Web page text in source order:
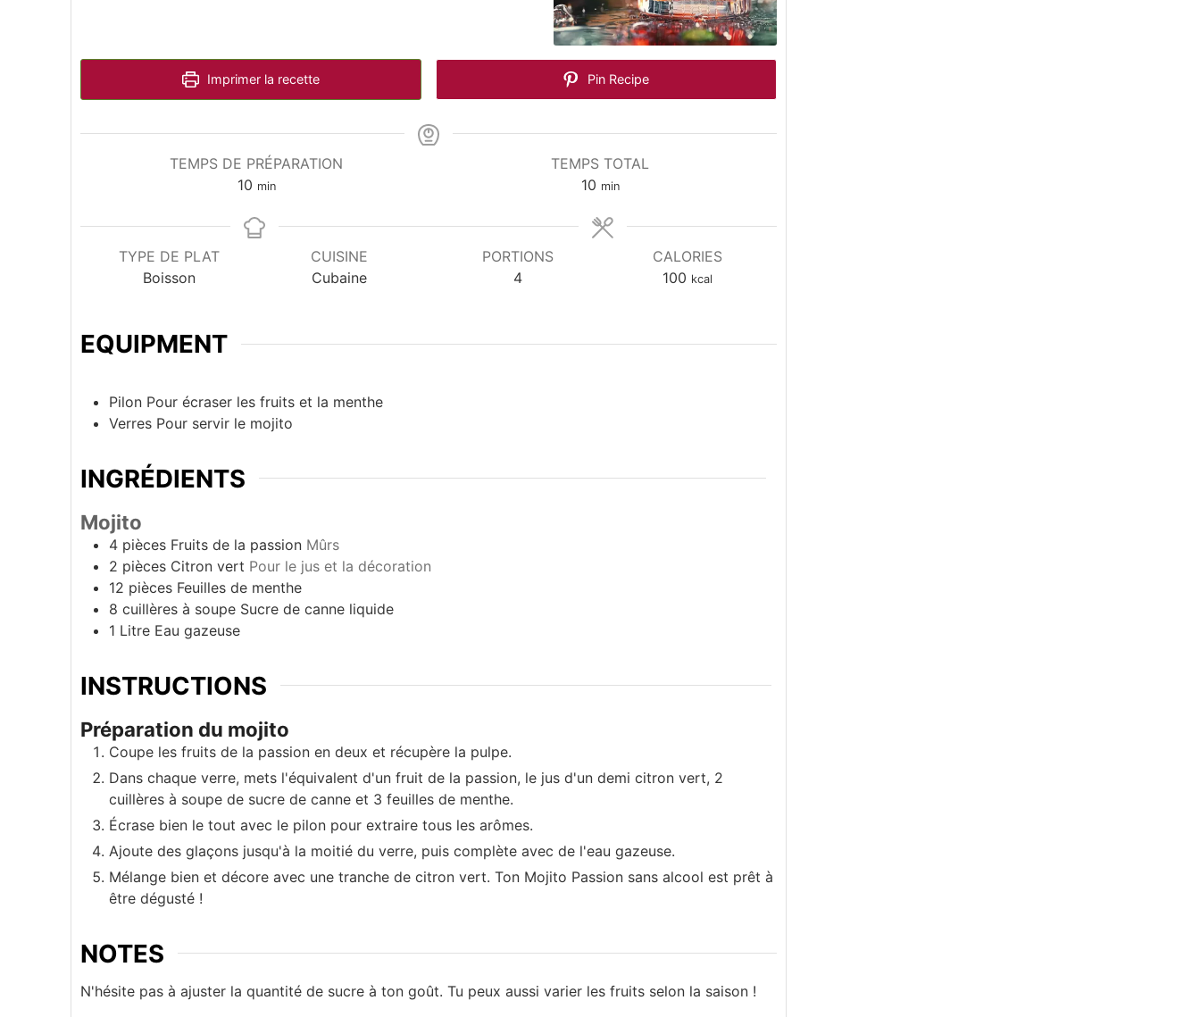
Imprimer la recette Pin Recipe
TEMPS DE PRÉPARATION
10minutes
min
TEMPS TOTAL
10minutes
min
TYPE DE PLAT
Boisson
CUISINE
Cubaine
PORTIONS
4
CALORIES
100 kcal
EQUIPMENT
Pilon Pour écraser les fruits et la menthe
Verres Pour servir le mojito
INGRÉDIENTS
Mojito
4 pièces Fruits de la passion Mûrs
2 pièces Citron vert Pour le jus et la décoration
12 pièces Feuilles de menthe
8 cuillères à soupe Sucre de canne liquide
1 Litre Eau gazeuse
INSTRUCTIONS
Préparation du mojito
Coupe les fruits de la passion en deux et récupère la pulpe.
Dans chaque verre, mets l'équivalent d'un fruit de la passion, le jus d'un demi citron vert, 2
cuillères à soupe de sucre de canne et 3 feuilles de menthe.
Écrase bien le tout avec le pilon pour extraire tous les arômes.
Ajoute des glaçons jusqu'à la moitié du verre, puis complète avec de l'eau gazeuse.
Mélange bien et décore avec une tranche de citron vert. Ton Mojito Passion sans alcool est prêt à
être dégusté !
NOTES
N'hésite pas à ajuster la quantité de sucre à ton goût. Tu peux aussi varier les fruits selon la saison !